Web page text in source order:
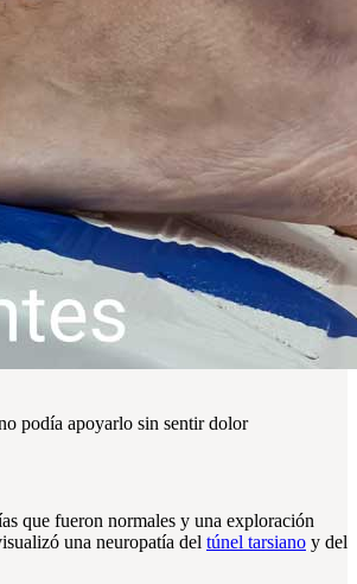
podía apoyarlo sin sentir dolor
que fueron normales y una exploración
una neuropatía del túnel tarsiano y del